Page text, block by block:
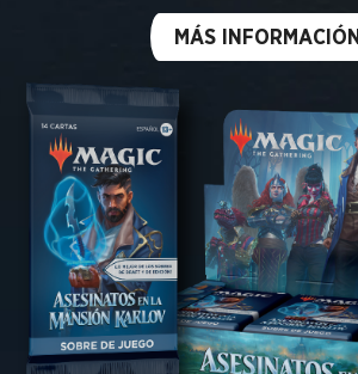
MÁS INFORMACIÓN